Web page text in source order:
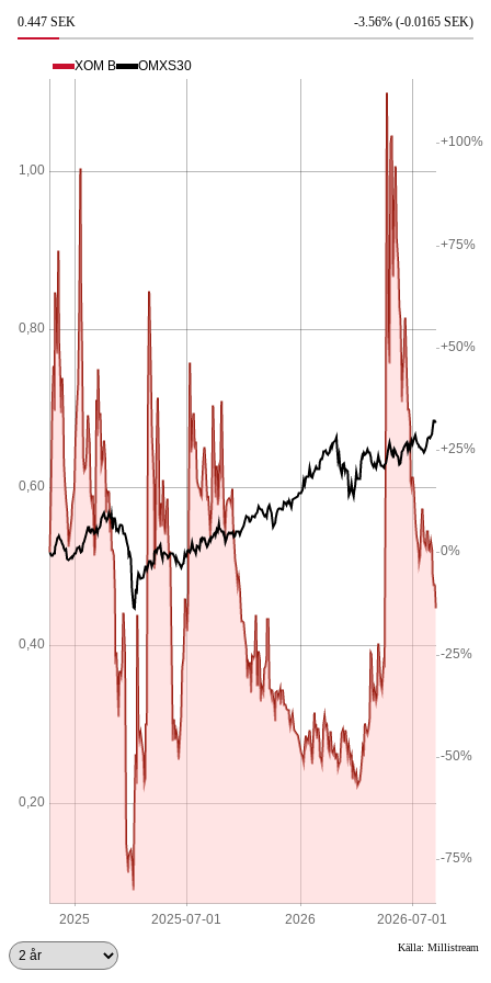
0.447 SEK -3.56% (-0.0165 SEK)
XOM B OMXS30
Källa: Millistream